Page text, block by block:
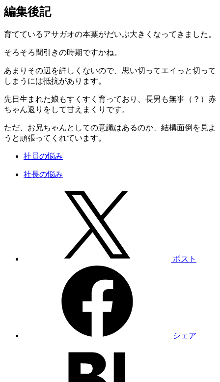
編集後記
育てているアサガオの本葉がだいぶ大きくなってきました。
そろそろ間引きの時期ですかね。
あまりその辺を詳しくないので、思い切ってエイっと切って
しまうには抵抗があります。
先日生まれた娘もすくすく育っており、長男も無事（？）赤
ちゃん返りをして甘えまくりです。
ただ、お兄ちゃんとしての意識はあるのか、結構面倒を見よ
うと頑張ってくれています。
社員の悩み
社長の悩み
ポスト
シェア